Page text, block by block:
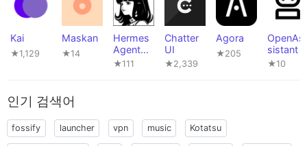
Kai
★1,129
Maskan
★14
Hermes
Agent
Fork
★111
Chatter
UI
★2,339
Agora
★205
OpenAs
sistant
★10
인기 검색어
fossify launcher vpn music Kotatsu